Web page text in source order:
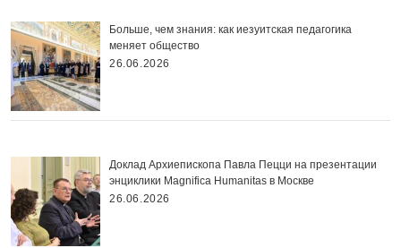
Больше, чем знания: как иезуитская педагогика
меняет общество
26.06.2026
Доклад Архиепископа Павла Пецци на презентации
энциклики Magnifica Нumanitas в Москве
26.06.2026